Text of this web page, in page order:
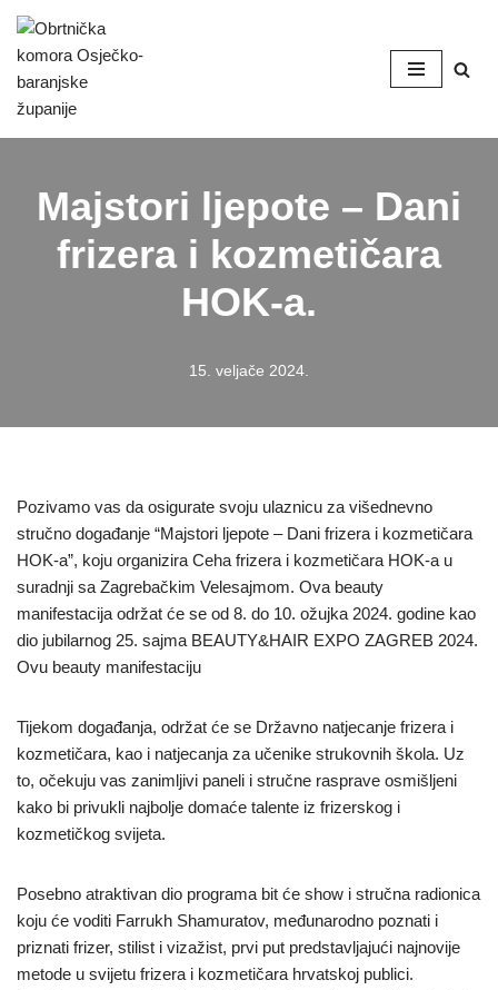
Skip
to
content
Majstori ljepote – Dani
frizera i kozmetičara
HOK-a.
15. veljače 2024.
Pozivamo vas da osigurate svoju ulaznicu za višednevno
stručno događanje “Majstori ljepote – Dani frizera i kozmetičara
HOK-a”, koju organizira Ceha frizera i kozmetičara HOK-a u
suradnji sa Zagrebačkim Velesajmom. Ova beauty
manifestacija održat će se od 8. do 10. ožujka 2024. godine kao
dio jubilarnog 25. sajma BEAUTY&HAIR EXPO ZAGREB 2024.
Ovu beauty manifestaciju
Tijekom događanja, održat će se Državno natjecanje frizera i
kozmetičara, kao i natjecanja za učenike strukovnih škola. Uz
to, očekuju vas zanimljivi paneli i stručne rasprave osmišljeni
kako bi privukli najbolje domaće talente iz frizerskog i
kozmetičkog svijeta.
Posebno atraktivan dio programa bit će show i stručna radionica
koju će voditi Farrukh Shamuratov, međunarodno poznati i
priznati frizer, stilist i vizažist, prvi put predstavljajući najnovije
metode u svijetu frizera i kozmetičara hrvatskoj publici.